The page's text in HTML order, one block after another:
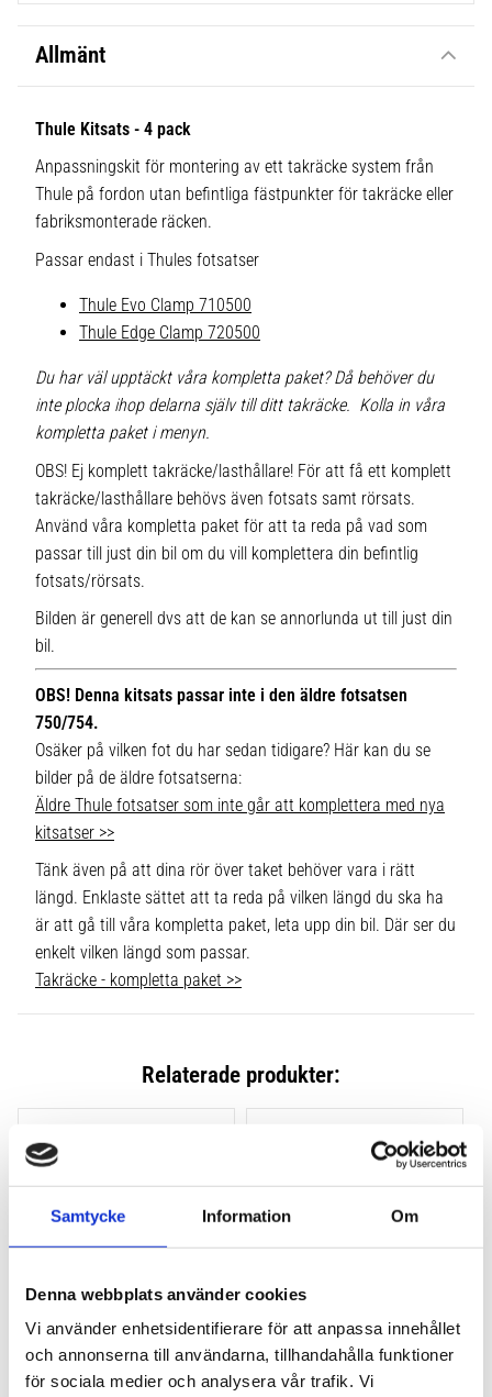
Samtycke Information Om
Denna webbplats använder cookies
Vi använder enhetsidentifierare för att anpassa innehållet
och annonserna till användarna, tillhandahålla funktioner
för sociala medier och analysera vår trafik. Vi
Allmänt
Thule Kitsats - 4 pack
Anpassningskit för montering av ett takräcke system från
Thule på fordon utan befintliga fästpunkter för takräcke eller
fabriksmonterade räcken.
Passar endast i Thules fotsatser
Thule Evo Clamp 710500
Thule Edge Clamp 720500
Du har väl upptäckt våra kompletta paket? Då behöver du
inte plocka ihop delarna själv till ditt takräcke. Kolla in våra
kompletta paket i menyn.
OBS! Ej komplett takräcke/lasthållare! För att få ett komplett
takräcke/lasthållare behövs även fotsats samt rörsats.
Använd våra kompletta paket för att ta reda på vad som
passar till just din bil om du vill komplettera din befintlig
fotsats/rörsats.
Bilden är generell dvs att de kan se annorlunda ut till just din
bil.
OBS! Denna kitsats passar inte i den äldre fotsatsen
750/754.
Osäker på vilken fot du har sedan tidigare? Här kan du se
bilder på de äldre fotsatserna:
Äldre Thule fotsatser som inte går att komplettera med nya
kitsatser >>
Tänk även på att dina rör över taket behöver vara i rätt
längd. Enklaste sättet att ta reda på vilken längd du ska ha
är att gå till våra kompletta paket, leta upp din bil. Där ser du
enkelt vilken längd som passar.
Takräcke - kompletta paket >>
Relaterade produkter:
THULE CLAMP EVO 4-
PACK 710500
THULE CLAMP EDGE 4-
PACK 720500
Lägg